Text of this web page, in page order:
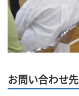
お問い合わせ先